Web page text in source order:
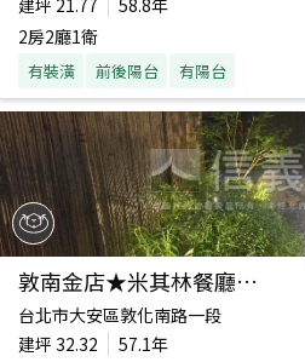
建坪 21.77
58.8年
2房2廳1衛
有裝潢 前後陽台 有陽台
敦南金店★米其林餐廳青睞
台北市大安區敦化南路一段
建坪 32.32
57.1年